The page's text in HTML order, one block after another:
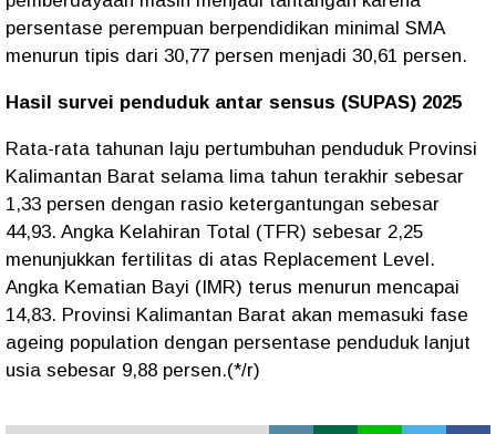
persentase perempuan berpendidikan minimal SMA
menurun tipis dari 30,77 persen menjadi 30,61 persen.
Hasil survei penduduk antar sensus (SUPAS) 2025
Rata-rata tahunan laju pertumbuhan penduduk Provinsi
Kalimantan Barat selama lima tahun terakhir sebesar
1,33 persen dengan rasio ketergantungan sebesar
44,93. Angka Kelahiran Total (TFR) sebesar 2,25
menunjukkan fertilitas di atas Replacement Level.
Angka Kematian Bayi (IMR) terus menurun mencapai
14,83. Provinsi Kalimantan Barat akan memasuki fase
ageing population dengan persentase penduduk lanjut
usia sebesar 9,88 persen.(*/r)